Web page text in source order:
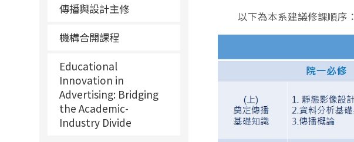
傳播與設計主修
機構合開課程
Educational
Innovation in
Advertising: Bridging
the Academic-
Industry Divide
以下為本系建議修課順序：